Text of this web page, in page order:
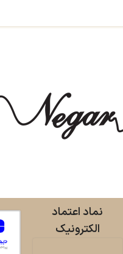
نماد اعتماد
الکترونیک